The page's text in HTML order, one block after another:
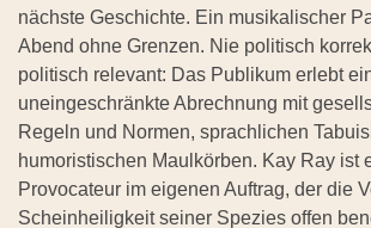
nächste Geschichte. Ein musikalischer
Abend ohne Grenzen. Nie politisch
politisch relevant: Das Publikum erlebt
uneingeschränkte Abrechnung mit
Regeln und Normen, sprachlichen
humoristischen Maulkörben. Kay Ray ist
Provocateur im eigenen Auftrag, der die
Scheinheiligkeit seiner Spezies offen